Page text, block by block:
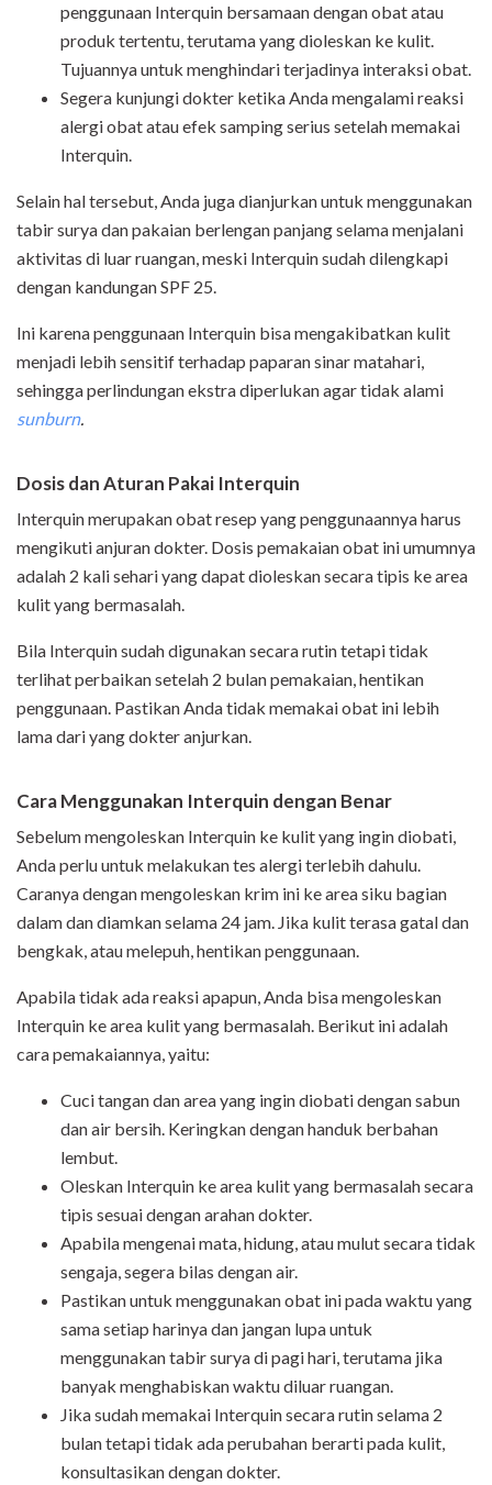
penggunaan Interquin bersamaan dengan obat atau
produk tertentu, terutama yang dioleskan ke kulit.
Tujuannya untuk menghindari terjadinya interaksi obat.
Segera kunjungi dokter ketika Anda mengalami reaksi
alergi obat atau efek samping serius setelah memakai
Interquin.
Selain hal tersebut, Anda juga dianjurkan untuk menggunakan
tabir surya dan pakaian berlengan panjang selama menjalani
aktivitas di luar ruangan, meski Interquin sudah dilengkapi
dengan kandungan SPF 25.
Ini karena penggunaan Interquin bisa mengakibatkan kulit
menjadi lebih sensitif terhadap paparan sinar matahari,
sehingga perlindungan ekstra diperlukan agar tidak alami
sunburn.
Dosis dan Aturan Pakai Interquin
Interquin merupakan obat resep yang penggunaannya harus
mengikuti anjuran dokter. Dosis pemakaian obat ini umumnya
adalah 2 kali sehari yang dapat dioleskan secara tipis ke area
kulit yang bermasalah.
Bila Interquin sudah digunakan secara rutin tetapi tidak
terlihat perbaikan setelah 2 bulan pemakaian, hentikan
penggunaan. Pastikan Anda tidak memakai obat ini lebih
lama dari yang dokter anjurkan.
Cara Menggunakan Interquin dengan Benar
Sebelum mengoleskan Interquin ke kulit yang ingin diobati,
Anda perlu untuk melakukan tes alergi terlebih dahulu.
Caranya dengan mengoleskan krim ini ke area siku bagian
dalam dan diamkan selama 24 jam. Jika kulit terasa gatal dan
bengkak, atau melepuh, hentikan penggunaan.
Apabila tidak ada reaksi apapun, Anda bisa mengoleskan
Interquin ke area kulit yang bermasalah. Berikut ini adalah
cara pemakaiannya, yaitu:
Cuci tangan dan area yang ingin diobati dengan sabun
dan air bersih. Keringkan dengan handuk berbahan
lembut.
Oleskan Interquin ke area kulit yang bermasalah secara
tipis sesuai dengan arahan dokter.
Apabila mengenai mata, hidung, atau mulut secara tidak
sengaja, segera bilas dengan air.
Pastikan untuk menggunakan obat ini pada waktu yang
sama setiap harinya dan jangan lupa untuk
menggunakan tabir surya di pagi hari, terutama jika
banyak menghabiskan waktu diluar ruangan.
Jika sudah memakai Interquin secara rutin selama 2
bulan tetapi tidak ada perubahan berarti pada kulit,
konsultasikan dengan dokter.